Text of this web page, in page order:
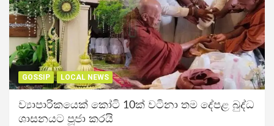
GOSSIP LOCAL NEWS
ව්‍යාපාරිකයෙක් කෝටි 10ක් වටිනා තම දේපළ බුද්ධ
ශාසනයට පූජා කරයි